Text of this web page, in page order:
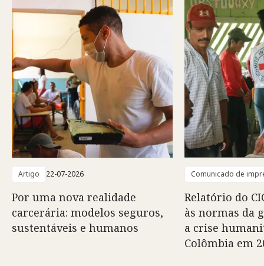
Artigo 22-07-2026
Por uma nova realidade
carcerária: modelos seguros,
sustentáveis e humanos
Comunicado de
Relatório do
às normas da
a crise
Colômbia em